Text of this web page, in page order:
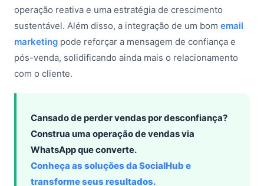
operação reativa e uma estratégia de crescimento
sustentável. Além disso, a integração de um bom email
marketing pode reforçar a mensagem de confiança e
pós-venda, solidificando ainda mais o relacionamento
com o cliente.
Cansado de perder vendas por desconfiança?
Construa uma operação de vendas via
WhatsApp que converte.
Conheça as soluções da SocialHub e
transforme seus resultados.